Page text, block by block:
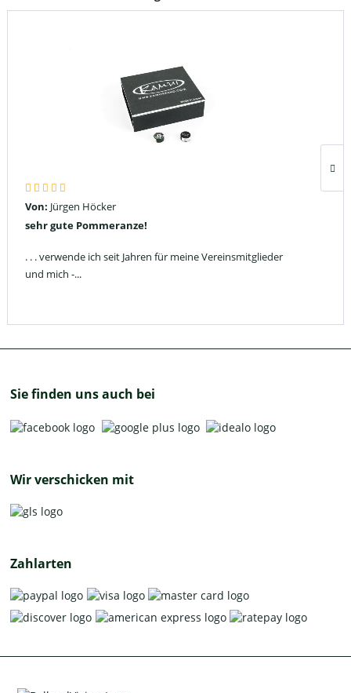
Von: Jürgen Höcker
sehr gute Pommeranze!
. . . verwende ich seit Jahren für meine Vereinsmitglieder
und mich -...
Sie finden uns auch bei
Wir verschicken mit
Zahlarten